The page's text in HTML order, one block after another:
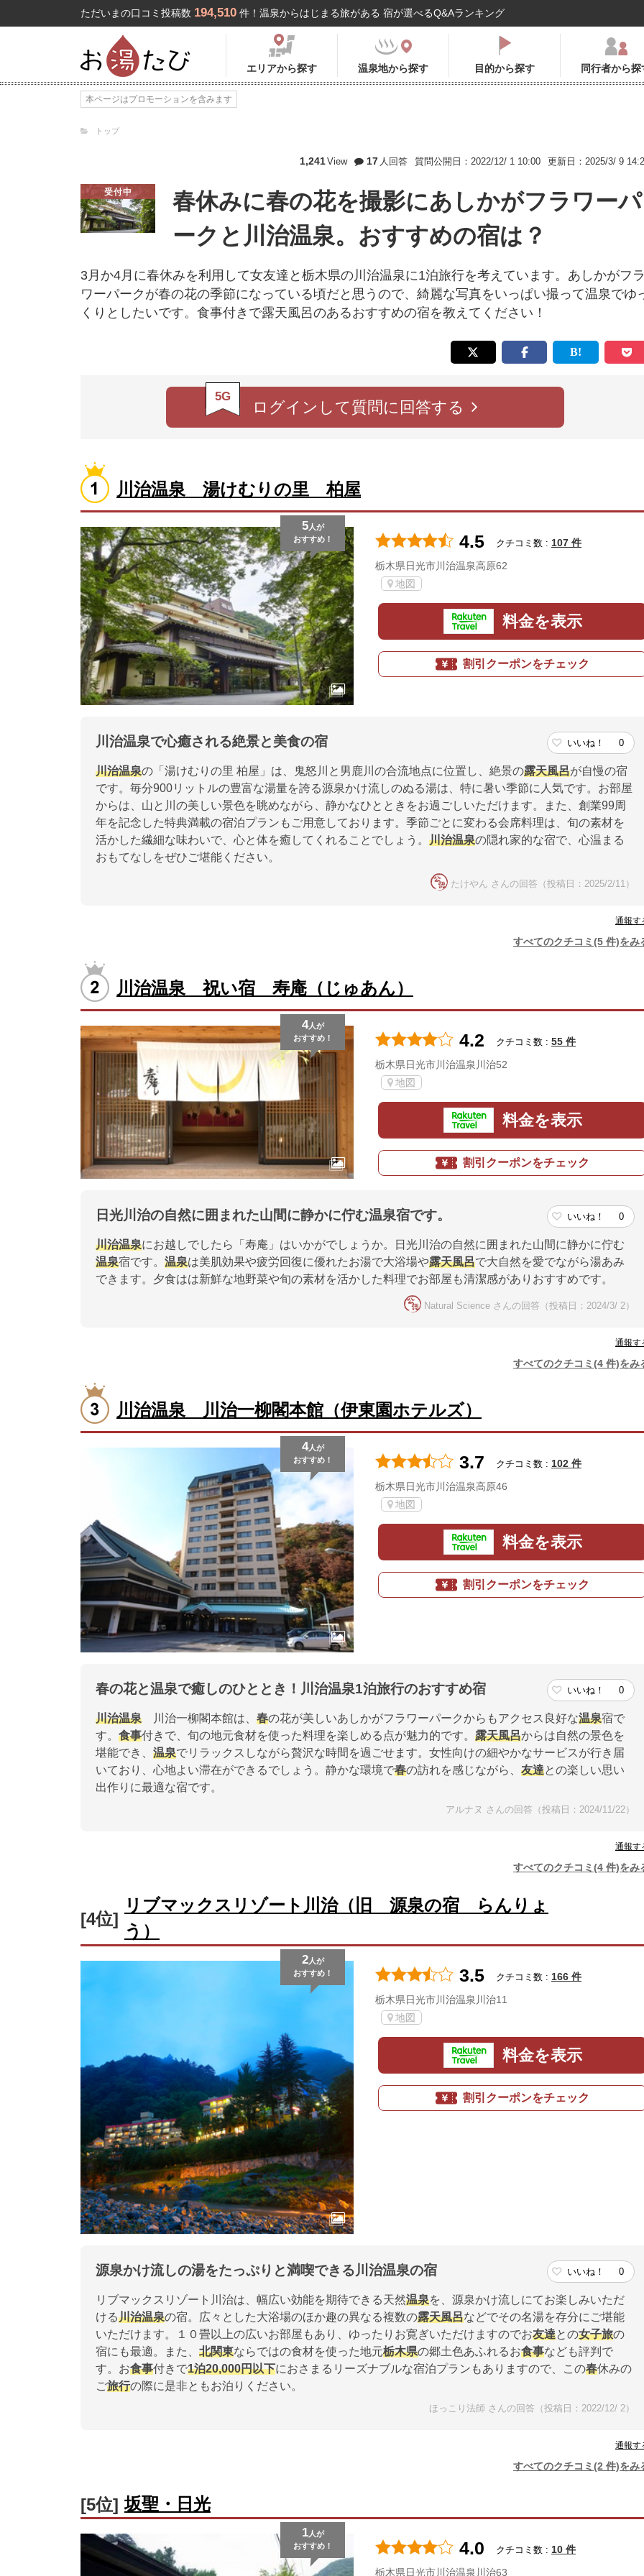
ただいまの口コミ投稿数 194,510 件！温泉からはじまる旅がある 宿が選べるQ&Aランキング
エリアから探す 温泉地から探す 目的から探す 同行者から探
本ページはプロモーションを含みます
トップ
1,241View 17 人回答 質問公開日：2022/12/ 1 10:00 更新日：2025/3/ 9
受付中
春休みに春の花を撮影にあしかがフラワーパ
ークと川治温泉。おすすめの宿は？
3月か4月に春休みを利用して女友達と栃木県の川治温泉に1泊旅行を考えています。あしかがフ
ワーパークが春の花の季節になっている頃だと思うので、綺麗な写真をいっぱい撮って温泉でゆ
くりとしたいです。食事付きで露天風呂のあるおすすめの宿を教えてください！
5G
ログインして質問に回答する
川治温泉 湯けむりの里 柏屋
5人が
おすすめ！
4.5 クチコミ数 : 107 件
栃木県日光市川治温泉高原62
地図
料金を表示
割引クーポンをチェック
川治温泉で心癒される絶景と美食の宿 いいね！ 0
川治温泉の「湯けむりの里 柏屋」は、鬼怒川と男鹿川の合流地点に位置し、絶景の露天風呂が自慢の宿
です。毎分900リットルの豊富な湯量を誇る源泉かけ流しのぬる湯は、特に暑い季節に人気です。お部屋
からは、山と川の美しい景色を眺めながら、静かなひとときをお過ごしいただけます。また、創業99周
年を記念した特典満載の宿泊プランもご用意しております。季節ごとに変わる会席料理は、旬の素材を
活かした繊細な味わいで、心と体を癒してくれることでしょう。 川治温泉の隠れ家的な宿で、心温まる
おもてなしをぜひご堪能ください。
たけやん さんの回答（投稿日：2025/2/11）
通報す
すべてのクチコミ(5 件)をみ
川治温泉 祝い宿 寿庵（じゅあん）
4人が
おすすめ！
4.2 クチコミ数 : 55 件
栃木県日光市川治温泉川治52
地図
料金を表示
割引クーポンをチェック
日光川治の自然に囲まれた山間に静かに佇む温泉宿です。 いいね！ 0
川治温泉にお越しでしたら「寿庵」はいかがでしょうか。日光川治の自然に囲まれた山間に静かに佇む
温泉宿です。 温泉は美肌効果や疲労回復に優れたお湯で大浴場や露天風呂で大自然を愛でながら湯あみ
できます。夕食はは新鮮な地野菜や旬の素材を活かした料理でお部屋も清潔感がありおすすめです。
Natural Science さんの回答（投稿日：2024/3/ 2）
通報す
すべてのクチコミ(4 件)をみ
川治温泉 川治一柳閣本館（伊東園ホテルズ）
4人が
おすすめ！
3.7 クチコミ数 : 102 件
栃木県日光市川治温泉高原46
地図
料金を表示
割引クーポンをチェック
春の花と温泉で癒しのひととき！川治温泉1泊旅行のおすすめ宿 いいね！ 0
川治温泉 川治一柳閣本館は、 春の花が美しいあしかがフラワーパークからもアクセス良好な温泉宿で
す。 食事付きで、旬の地元食材を使った料理を楽しめる点が魅力的です。 露天風呂からは自然の景色を
堪能でき、 温泉でリラックスしながら贅沢な時間を過ごせます。女性向けの細やかなサービスが行き届
いており、心地よい滞在ができるでしょう。静かな環境で春の訪れを感じながら、 友達との楽しい思い
出作りに最適な宿です。
アルナヌ さんの回答（投稿日：2024/11/22）
通報す
すべてのクチコミ(4 件)をみ
[4位]
リブマックスリゾート川治（旧 源泉の宿 らんりょ
う）
2人が
おすすめ！
3.5 クチコミ数 : 166 件
栃木県日光市川治温泉川治11
地図
料金を表示
割引クーポンをチェック
源泉かけ流しの湯をたっぷりと満喫できる川治温泉の宿 いいね！ 0
リブマックスリゾート川治は、幅広い効能を期待できる天然温泉を、源泉かけ流しにてお楽しみいただ
ける川治温泉の宿。広々とした大浴場のほか趣の異なる複数の露天風呂などでその名湯を存分にご堪能
いただけます。１０畳以上の広いお部屋もあり、ゆったりお寛ぎいただけますのでお友達との女子旅の
宿にも最適。また、 北関東ならではの食材を使った地元栃木県の郷土色あふれるお食事なども評判で
す。お食事付きで1泊20,000円以下におさまるリーズナブルな宿泊プランもありますので、この春休みの
ご旅行の際に是非ともお泊りください。
ほっこり法師 さんの回答（投稿日：2022/12/ 2）
通報す
すべてのクチコミ(2 件)をみ
[5位] 坂聖・日光
1人が
おすすめ！
4.0 クチコミ数 : 10 件
栃木県日光市川治温泉川治63